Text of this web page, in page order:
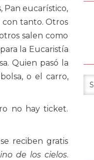
Pan eucarístico,
con tanto. Otros
salen como
la Eucaristía
Quien pasó la
o el carro,
no hay ticket.
reciben gratis
de los cielos.